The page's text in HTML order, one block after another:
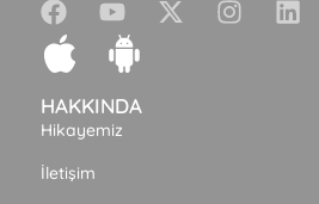
HAKKINDA
Hikayemiz
İletişim